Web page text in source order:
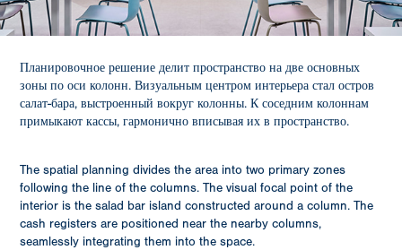
Планировочное решение делит пространство на две основных
зоны по оси колонн. Визуальным центром интерьера стал остров
салат-бара, выстроенный вокруг колонны. К соседним колоннам
примыкают кассы, гармонично вписывая их в пространство.
The spatial planning divides the area into two primary zones
following the line of the columns. The visual focal point of the
interior is the salad bar island constructed around a column. The
cash registers are positioned near the nearby columns,
seamlessly integrating them into the space.